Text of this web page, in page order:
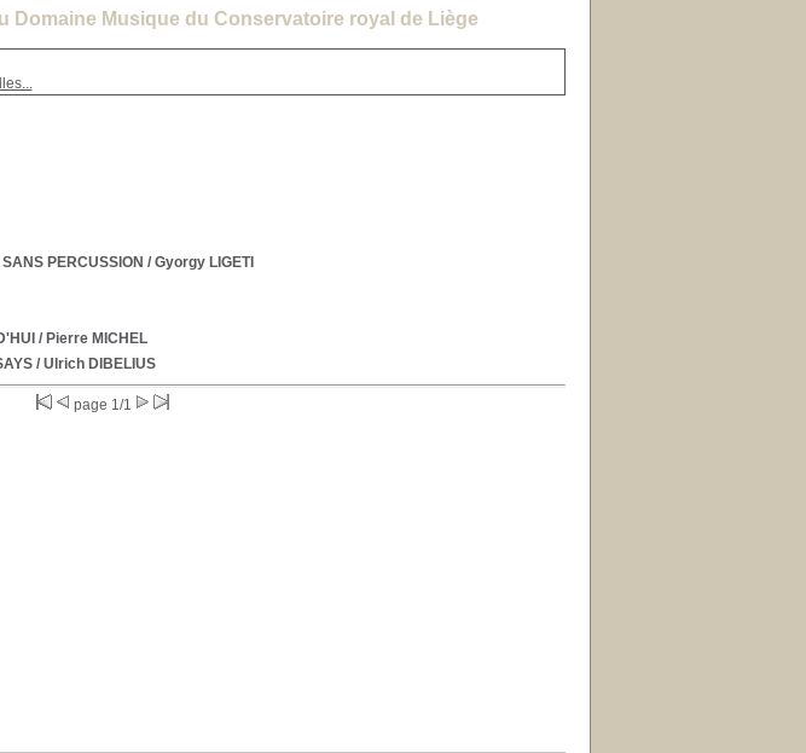
Domaine Musique du Conservatoire royal de Liège
PERCUSSION / Gyorgy LIGETI
/ Pierre MICHEL
/ Ulrich DIBELIUS
page 1/1